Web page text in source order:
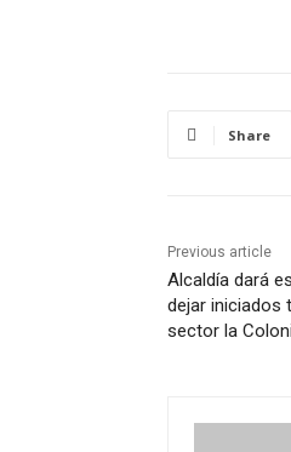
Share
Previous article
Alcaldía dará
dejar iniciados
sector la